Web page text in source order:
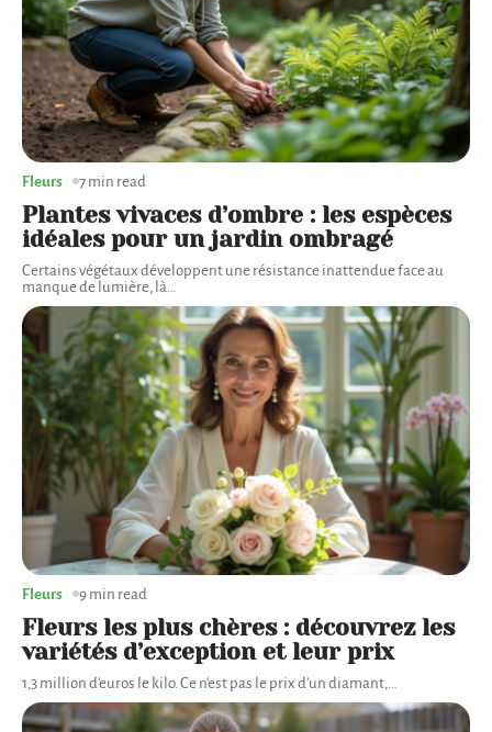
Plantes vivaces d’ombre : les espèces
idéales pour un jardin ombragé
Certains végétaux développent une résistance inattendue face au
manque de lumière, là
Fleurs 7 min read
Fleurs les plus chères : découvrez les
variétés d’exception et leur prix
1,3 million d'euros le kilo. Ce n'est pas le prix d'un diamant,
Fleurs 9 min read